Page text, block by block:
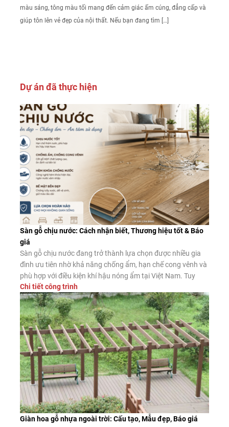
màu sáng, tông màu tối mang đến cảm giác ấm cúng, đẳng cấp và
giúp tôn lên vẻ đẹp của nội thất. Nếu bạn đang tìm […]
Dự án đã thực hiện
Sàn gỗ chịu nước: Cách nhận biết, Thương hiệu tốt & Báo
giá
Sàn gỗ chịu nước đang trở thành lựa chọn được nhiều gia
đình ưu tiên nhờ khả năng chống ẩm, hạn chế cong vênh và
phù hợp với điều kiện khí hậu nóng ẩm tại Việt Nam. Tuy
nhiên, không phải sản phẩm nào được quảng cáo là “chịu
nước” cũng có chất lượng như […]
Chi tiết công trình
Giàn hoa gỗ nhựa ngoài trời: Cấu tạo, Mẫu đẹp, Báo giá